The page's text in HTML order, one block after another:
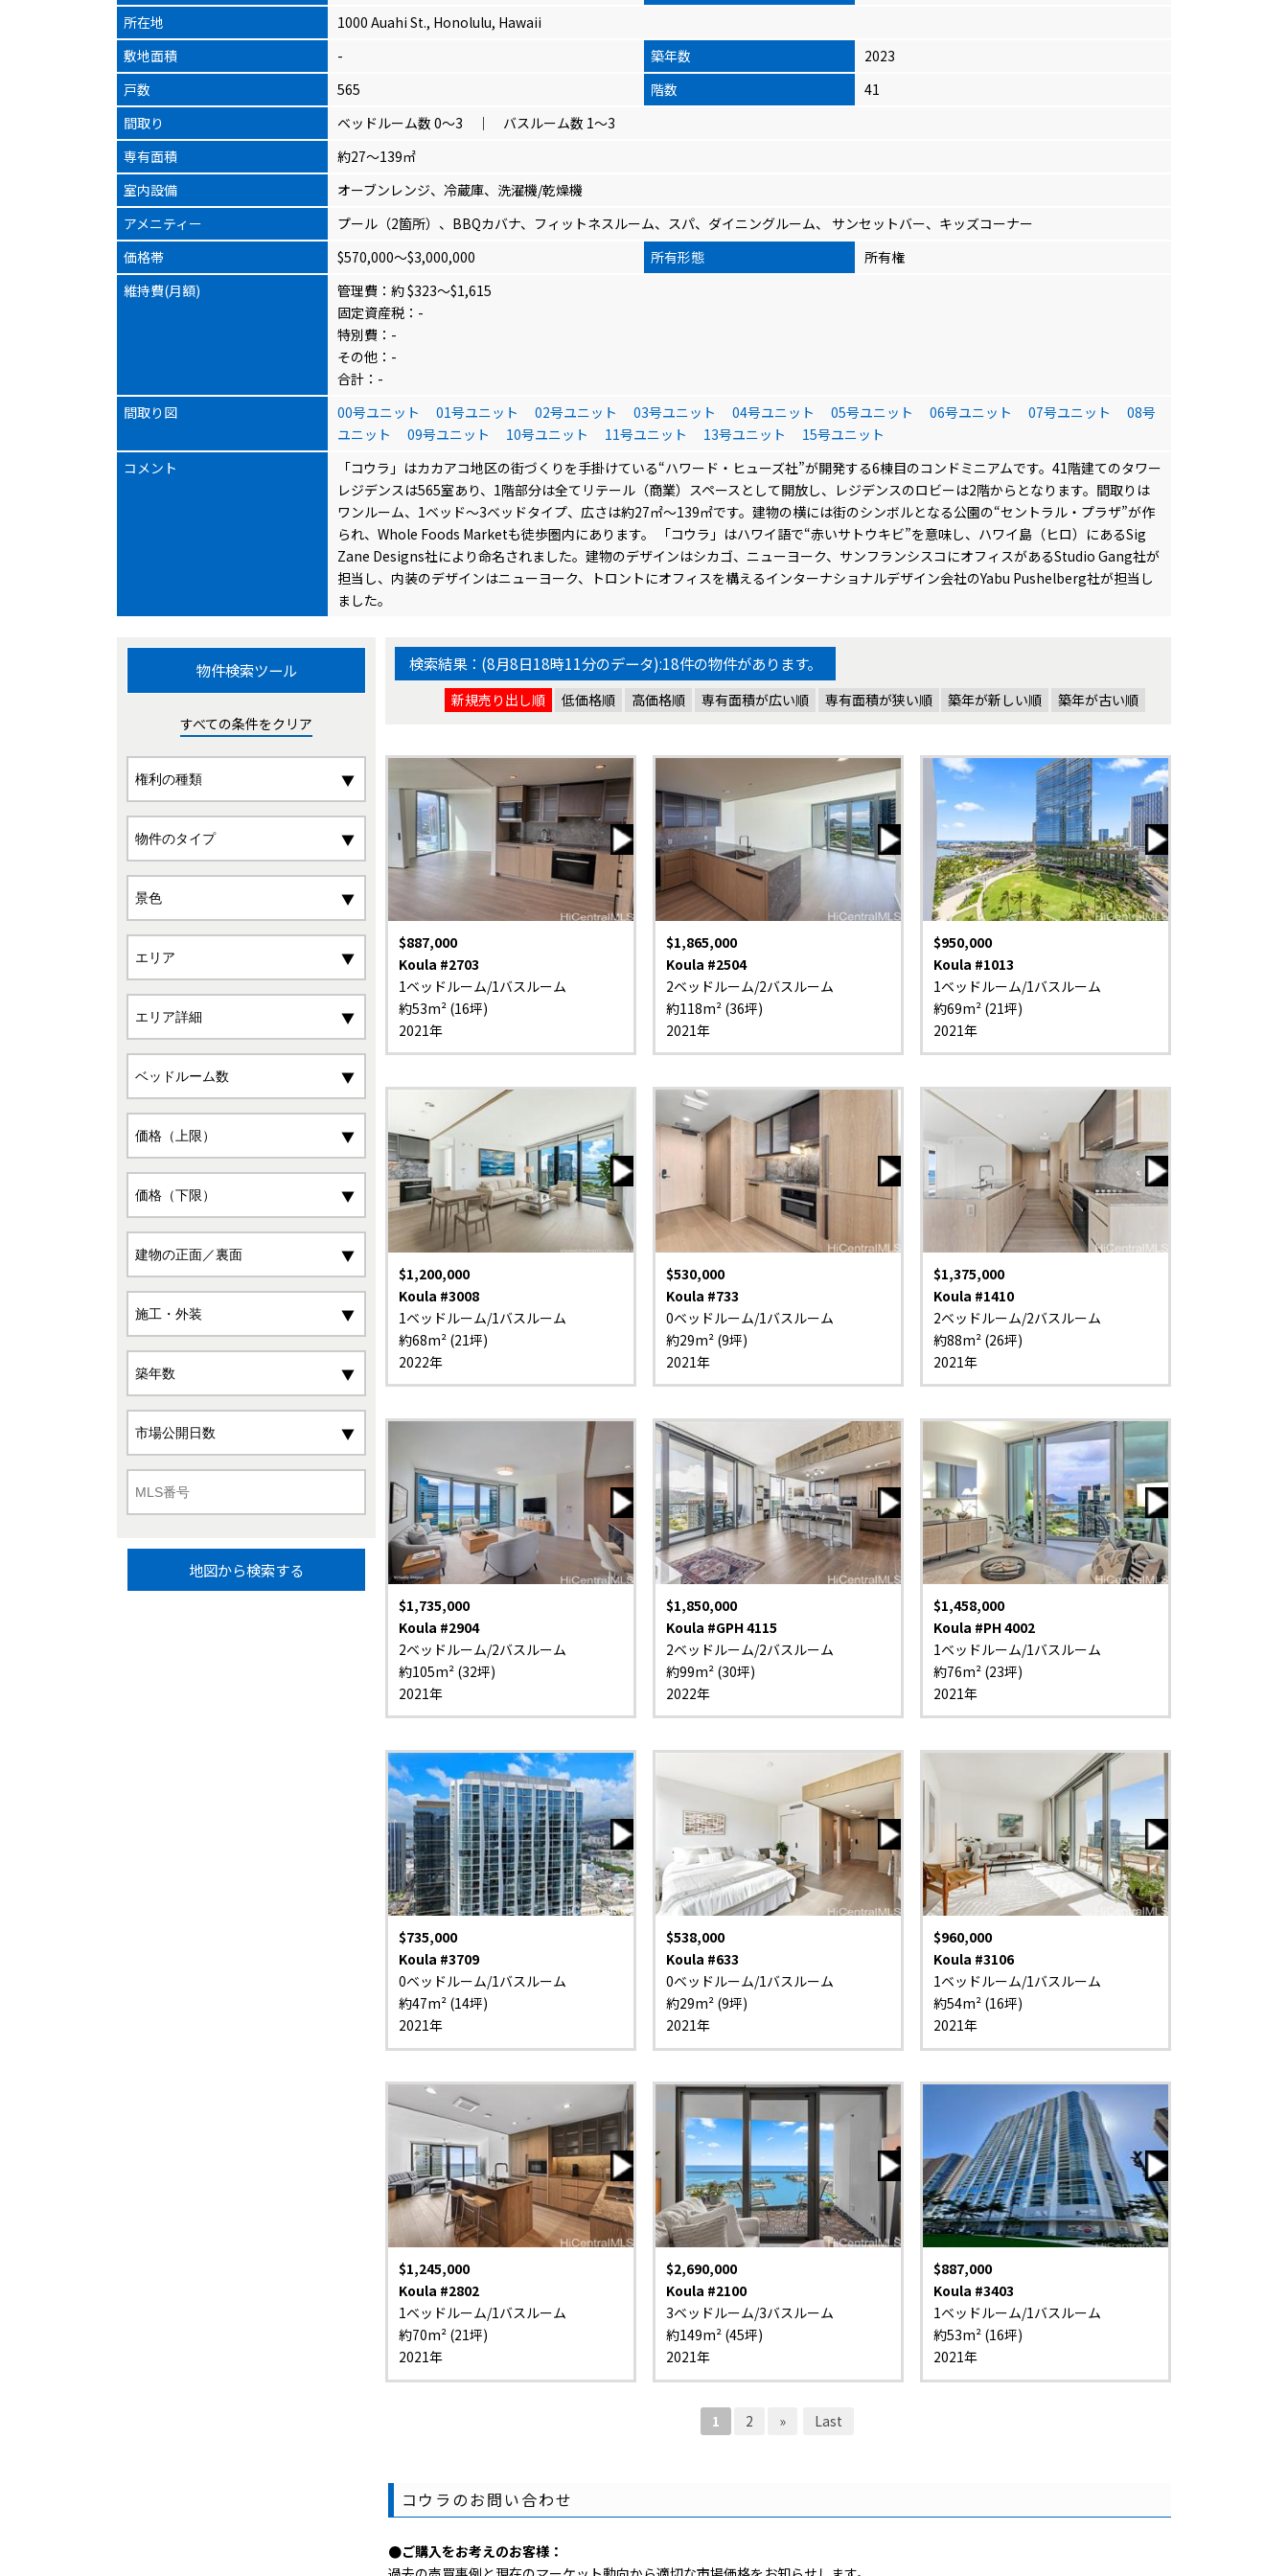
所在地
1000 Auahi St., Honolulu, Hawaii
敷地面積
- 築年数
2023
戸数
565 階数
41
間取り
ベッドルーム数 0～3 ｜ バスルーム数 1～3
専有面積
約27～139㎡
室内設備
オーブンレンジ、冷蔵庫、洗濯機/乾燥機
アメニティー
プール（2箇所）、BBQカバナ、フィットネスルーム、スパ、ダイニングルーム、 サンセットバー、キッズコーナー
価格帯
$570,000～$3,000,000 所有形態
所有権
維持費(月額)
管理費：約 $323～$1,615
固定資産税：-
特別費：-
その他：-
合計：-
間取り図
00号ユニット 01号ユニット 02号ユニット 03号ユニット 04号ユニット 05号ユニット 06号ユニット 07号ユニット
08号
ユニット
09号ユニット 10号ユニット 11号ユニット 13号ユニット
15号ユニット
コメント
「コウラ」はカカアコ地区の街づくりを手掛けている“ハワード・ヒューズ社”が開発する6棟目のコンドミニアムです。41階建てのタワー
レジデンスは565室あり、1階部分は全てリテール（商業）スペースとして開放し、レジデンスのロビーは2階からとなります。間取りは
ワンルーム、1ベッド～3ベッドタイプ、広さは約27㎡～139㎡です。建物の横には街のシンボルとなる公園の“セントラル・プラザ”が作
られ、Whole Foods Marketも徒歩圏内にあります。 「コウラ」はハワイ語で“赤いサトウキビ”を意味し、ハワイ島（ヒロ）にあるSig
Zane Designs社により命名されました。建物のデザインはシカゴ、ニューヨーク、サンフランシスコにオフィスがあるStudio Gang社が
担当し、内装のデザインはニューヨーク、トロントにオフィスを構えるインターナショナルデザイン会社のYabu Pushelberg社が担当し
ました。
物件検索ツール
すべての条件をクリア
地図から検索する
検索結果： (8月8日18時11分のデータ):18件の物件があります。
新規売り出し順 低価格順 高価格順 専有面積が広い順 専有面積が狭い順 築年が新しい順 築年が古い順
$887,000
Koula #2703
1ベッドルーム/1バスルーム
約53m² (16坪)
2021年
$1,865,000
Koula #2504
2ベッドルーム/2バスルーム
約118m² (36坪)
2021年
$950,000
Koula #1013
1ベッドルーム/1バスルーム
約69m² (21坪)
2021年
$1,200,000
Koula #3008
1ベッドルーム/1バスルーム
約68m² (21坪)
2022年
$530,000
Koula #733
0ベッドルーム/1バスルーム
約29m² (9坪)
2021年
$1,375,000
Koula #1410
2ベッドルーム/2バスルーム
約88m² (26坪)
2021年
$1,735,000
Koula #2904
2ベッドルーム/2バスルーム
約105m² (32坪)
2021年
$1,850,000
Koula #GPH 4115
2ベッドルーム/2バスルーム
約99m² (30坪)
2022年
$1,458,000
Koula #PH 4002
1ベッドルーム/1バスルーム
約76m² (23坪)
2021年
$735,000
Koula #3709
0ベッドルーム/1バスルーム
約47m² (14坪)
2021年
$538,000
Koula #633
0ベッドルーム/1バスルーム
約29m² (9坪)
2021年
$960,000
Koula #3106
1ベッドルーム/1バスルーム
約54m² (16坪)
2021年
$1,245,000
Koula #2802
1ベッドルーム/1バスルーム
約70m² (21坪)
2021年
$2,690,000
Koula #2100
3ベッドルーム/3バスルーム
約149m² (45坪)
2021年
$887,000
Koula #3403
1ベッドルーム/1バスルーム
約53m² (16坪)
2021年
1 2 » Last
コウラのお問い合わせ
●ご購入をお考えのお客様：